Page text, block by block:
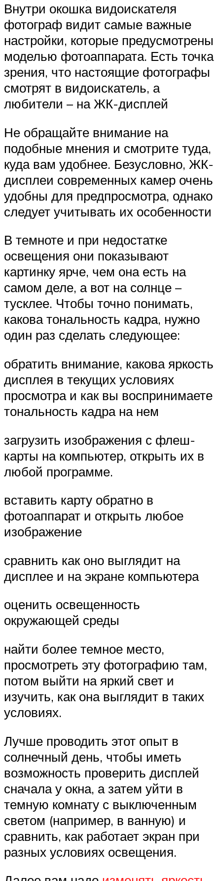
Внутри окошка видоискателя
фотограф видит самые важные
настройки, которые предусмотрены
моделью фотоаппарата. Есть точка
зрения, что настоящие фотографы
смотрят в видоискатель, а
любители – на ЖК-дисплей
Не обращайте внимание на
подобные мнения и смотрите туда,
куда вам удобнее. Безусловно, ЖК-
дисплеи современных камер очень
удобны для предпросмотра, однако
следует учитывать их особенности
В темноте и при недостатке
освещения они показывают
картинку ярче, чем она есть на
самом деле, а вот на солнце –
тусклее. Чтобы точно понимать,
какова тональность кадра, нужно
один раз сделать следующее:
обратить внимание, какова яркость
дисплея в текущих условиях
просмотра и как вы воспринимаете
тональность кадра на нем
загрузить изображения с флеш-
карты на компьютер, открыть их в
любой программе.
вставить карту обратно в
фотоаппарат и открыть любое
изображение
сравнить как оно выглядит на
дисплее и на экране компьютера
оценить освещенность
окружающей среды
найти более темное место,
просмотреть эту фотографию там,
потом выйти на яркий свет и
изучить, как она выглядит в таких
условиях.
Лучше проводить этот опыт в
солнечный день, чтобы иметь
возможность проверить дисплей
сначала у окна, а затем уйти в
темную комнату с выключенным
светом (например, в ванную) и
сравнить, как работает экран при
разных условиях освещения.